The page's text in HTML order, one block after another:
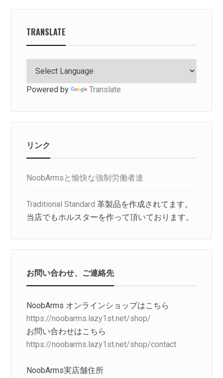
TRANSLATE
Powered by Translate
リンク
NoobArmsと愉快な強制労働者達
Traditional Standard 革製品を作成されてます。
当店でもホルスターを作って頂いております。
お問い合わせ、ご連絡先
NoobArms オンラインショップはこちら
https://noobarms.lazy1st.net/shop/
お問い合わせはこちら
https://noobarms.lazy1st.net/shop/contact
NoobArms実店舗住所